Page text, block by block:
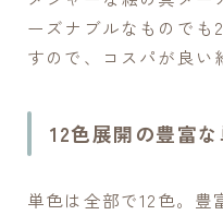
ーズナブルなものでも
すので、コスパが良い
12色展開の豊富
単色は全部で12色。豊